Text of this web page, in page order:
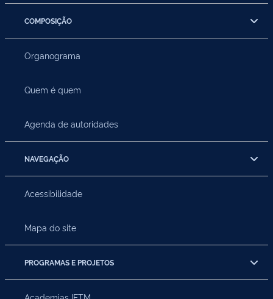
COMPOSIÇÃO
Organograma
Quem é quem
Agenda de autoridades
NAVEGAÇÃO
Acessibilidade
Mapa do site
PROGRAMAS E PROJETOS